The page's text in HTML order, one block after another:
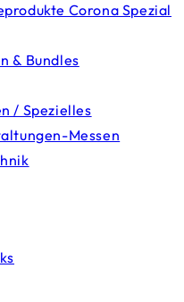
Corona Spezial
& Bundles
/ Spezielles
Messen